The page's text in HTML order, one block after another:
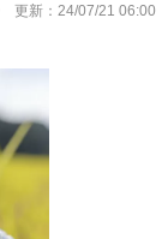
更新： 24/07/21 06:00